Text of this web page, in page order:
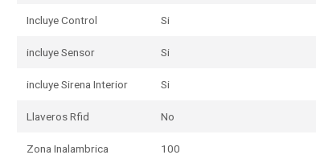
Incluye Control Si
incluye Sensor Si
incluye Sirena Interior Si
Llaveros Rfid No
Zona Inalambrica 100